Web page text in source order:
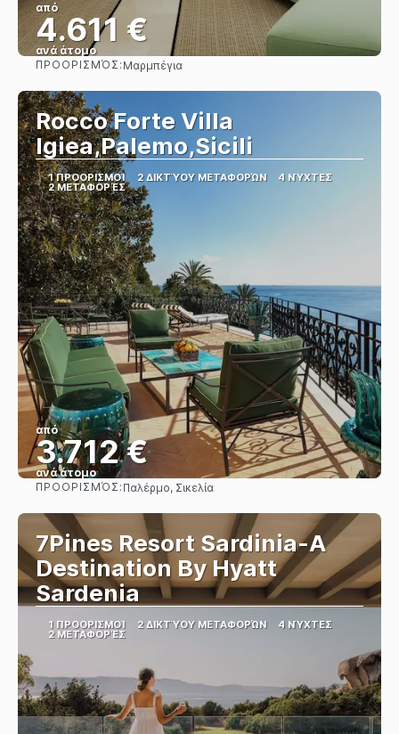
από
4.611 €
ανά άτομο
Βλέπω
ΠΡΟΟΡΙΣΜΌΣ: Μαρμπέγια
Rocco Forte Villa
Igiea,Palemo,Sicili
1 ΠΡΟΟΡΙΣΜΟΊ 2 ΔΙΚΤΎΟΥ ΜΕΤΑΦΟΡΏΝ 4 ΝΎΧΤΕΣ
2 ΜΕΤΑΦΟΡΈΣ
από
3.712 €
ανά άτομο
Βλέπω
ΠΡΟΟΡΙΣΜΌΣ: Παλέρμο, Σικελία
7Pines Resort Sardinia-A
Destination By Hyatt
Sardenia
1 ΠΡΟΟΡΙΣΜΟΊ 2 ΔΙΚΤΎΟΥ ΜΕΤΑΦΟΡΏΝ 4 ΝΎΧΤΕΣ
2 ΜΕΤΑΦΟΡΈΣ